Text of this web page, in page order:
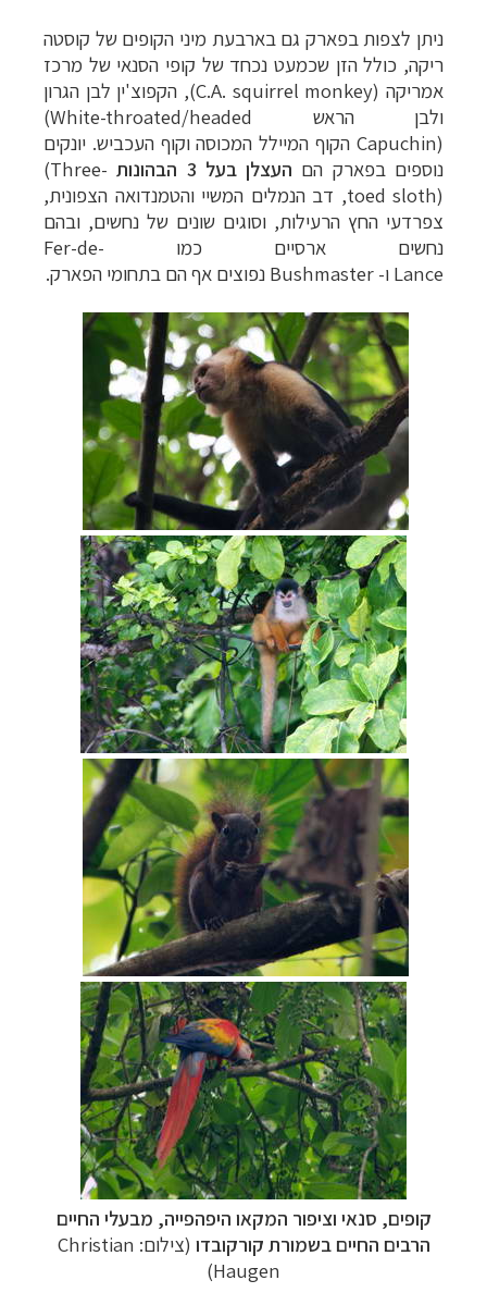
ניתן לצפות בפארק גם בארבעת מיני הקופים של קוסטה
ריקה, כולל הזן שכמעט נכחד של קופי הסנאי של מרכז
אמריקה (C.A. squirrel monkey), הקפוצ'ין לבן הגרון
ולבן הראש (White-throated/headed
Capuchin) הקוף המיילל המכוסה וקוף העכביש. יונקים
נוספים בפארק הם העצלן בעל 3 הבהונות
(Three-
toed sloth), דב הנמלים המשיי והטמנדואה הצפונית,
צפרדעי החץ הרעילות, וסוגים שונים של נחשים, ובהם
נחשים ארסיים כמו Fer-de-
Lance ו- Bushmaster נפוצים אף הם בתחומי הפארק.
קופים, סנאי וציפור המקאו היפהפייה, מבעלי החיים
הרבים החיים בשמורת קורקובדו
(צילום: Christian
Haugen)
מסלולים מוכנים ב-11 יעדים –לחצו לבחירת המסלול
המתאים לכם »
מעטפת לוגיסטית מלאה: מלונות, רכב ופעילויות
לחצו למידע נוסף »
מערכת ניווט חכמה וליווי לאורך כל הדרך–
להסבר על השירות »